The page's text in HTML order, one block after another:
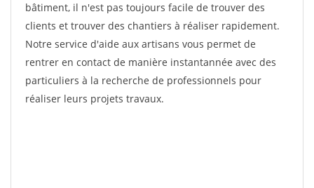
bâtiment, il n'est pas toujours facile de trouver des
clients et trouver des chantiers à réaliser rapidement.
Notre service d'aide aux artisans vous permet de
rentrer en contact de manière instantannée avec des
particuliers à la recherche de professionnels pour
réaliser leurs projets travaux.